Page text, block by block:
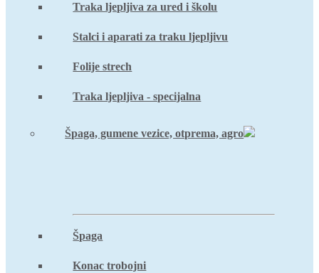
Traka ljepljiva za ured i školu
Stalci i aparati za traku ljepljivu
Folije strech
Traka ljepljiva - specijalna
Špaga, gumene vezice, otprema, agro
Špaga
Konac trobojni